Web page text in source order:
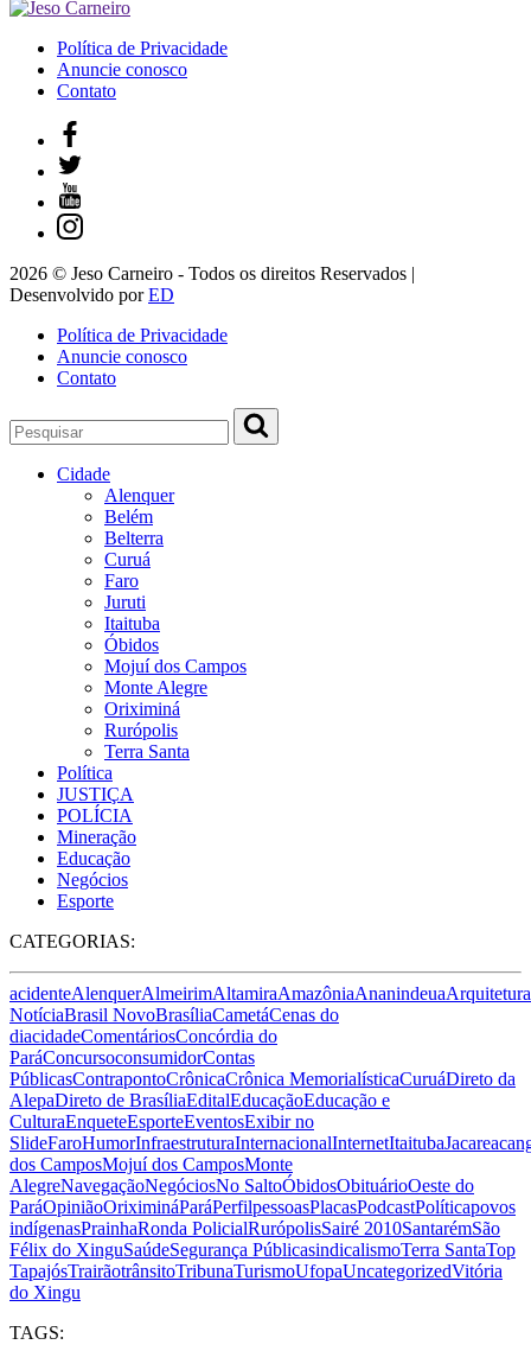
Política de Privacidade
Anuncie conosco
Contato
2026 © Jeso Carneiro - Todos os direitos Reservados |
Desenvolvido porED
Política de Privacidade
Anuncie conosco
Contato
Cidade
Alenquer
Belém
Belterra
Curuá
Faro
Juruti
Itaituba
Óbidos
Mojuí dos Campos
Monte Alegre
Oriximiná
Rurópolis
Terra Santa
Política
JUSTIÇA
POLÍCIA
Mineração
Educação
Negócios
Esporte
CATEGORIAS:
acidenteAlenquerAlmeirimAltamiraAmazôniaAnanindeuaArquitetura
NotíciaBrasil NovoBrasíliaCametáCenas do
diacidadeComentáriosConcórdia do
ParáConcursoconsumidorContas
PúblicasContrapontoCrônicaCrônica MemorialísticaCuruáDireto da
AlepaDireto de BrasíliaEditalEducaçãoEducação e
CulturaEnqueteEsporteEventosExibir no
SlideFaroHumorInfraestruturaInternacionalInternetItaituba
dos CamposMojuí dos CamposMonte
AlegreNavegaçãoNegóciosNo SaltoÓbidosObituárioOeste do
ParáOpiniãoOriximináParáPerfilpessoasPlacasPodcastPolíticapovos
indígenasPrainhaRonda PolicialRurópolisSairé 2010SantarémSão
Félix do XinguSaúdeSegurança PúblicasindicalismoTerra SantaTop
TapajósTrairãotrânsitoTribunaTurismoUfopaUncategorizedVitória
do Xingu
TAGS: